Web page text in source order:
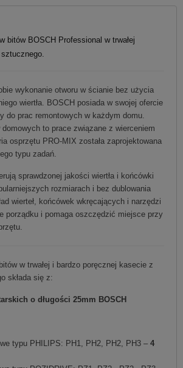
bitów BOSCH Professional w trwałej
wykonanie otworu w ścianie bez użycia
wiertła. BOSCH posiada w swojej ofercie
do prac remontowych w każdym domu.
domowych to prace związane z wierceniem
osprzętu PRO-MIX została zaprojektowana
typu zadań.
sprawdzonej jakości wiertła i końcówki
rozmiarach i bez dublowania
wierteł, końcówek wkręcających i narzędzi
porządku i pomaga oszczędzić miejsce przy
w trwałej i bardzo poręcznej kasecie z
składa się z:
o długości 25mm BOSCH
typu PHILIPS: PH1, PH2, PH2, PH3 – 4